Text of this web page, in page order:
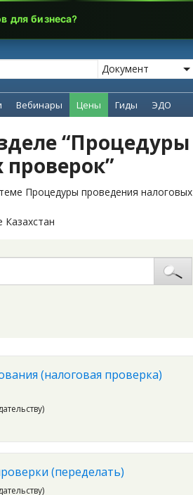
Вебинары Цены Гиды ЭДО
“Процедуры
Процедуры проведения налоговых
Казахстан
(налоговая проверка)
(переделать)
для бизнеса?